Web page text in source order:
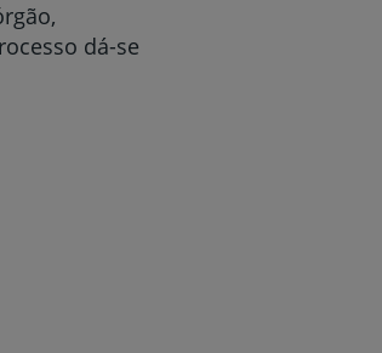
dá-se